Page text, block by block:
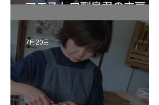
マエストロ副島君の来房
7月20日